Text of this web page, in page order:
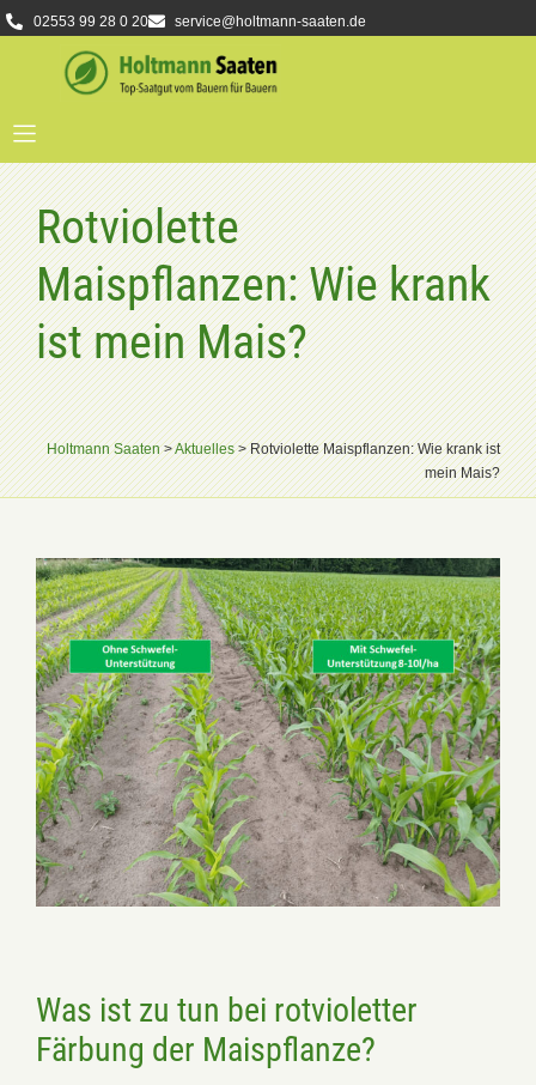
02553 99 28 0 20 service@holtmann-saaten.de
Rotviolette
Maispflanzen: Wie krank
ist mein Mais?
Holtmann Saaten>Aktuelles>Rotviolette Maispflanzen: Wie krank ist
mein Mais?
Was ist zu tun bei rotvioletter
Färbung der Maispflanze?